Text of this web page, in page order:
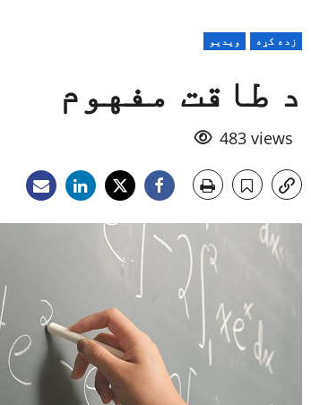
زده کړه ویدیو
د طاقت مفهوم
483 views